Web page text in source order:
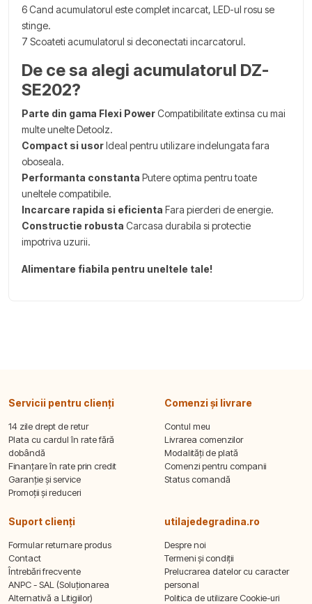
6 Cand acumulatorul este complet incarcat, LED-ul rosu se
stinge.
7 Scoateti acumulatorul si deconectati incarcatorul.
De ce sa alegi acumulatorul DZ-
SE202?
Parte din gama Flexi PowerCompatibilitate extinsa cu mai
multe unelte Detoolz.
Compact si usorIdeal pentru utilizare indelungata fara
oboseala.
Performanta constanta Putere optima pentru toate
uneltele compatibile.
Incarcare rapida si eficienta Fara pierderi de energie.
Constructie robusta Carcasa durabila si protectie
impotriva uzurii.
Alimentare fiabila pentru uneltele tale!
Servicii pentru clienți
14 zile drept de retur
Plata cu cardul în rate fără
dobândă
Finanțare în rate prin credit
Garanție și service
Promoții și reduceri
Comenzi și livrare
Contul meu
Livrarea comenzilor
Modalități de plată
Comenzi pentru companii
Status comandă
Suport clienți
Formular returnare produs
Contact
Întrebări frecvente
ANPC - SAL (Soluționarea
Alternativă a Litigiilor)
utilajedegradina.ro
Despre noi
Termeni și condiții
Prelucrarea datelor cu caracter
personal
Politica de utilizare Cookie-uri